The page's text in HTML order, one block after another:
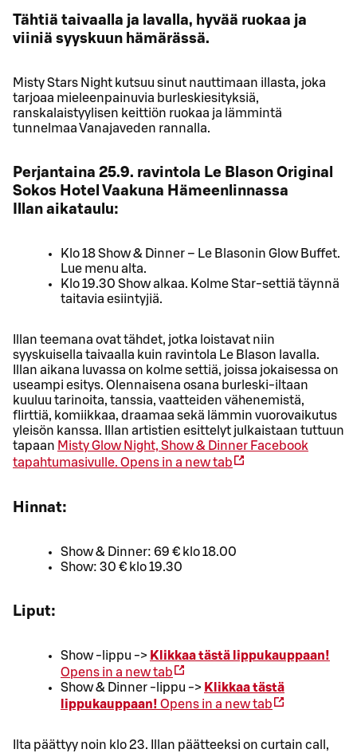
Tähtiä taivaalla ja lavalla, hyvää ruokaa ja
viiniä syyskuun hämärässä.
Misty Stars Night kutsuu sinut nauttimaan illasta, joka
tarjoaa mieleenpainuvia burleskiesityksiä,
ranskalaistyylisen keittiön ruokaa ja lämmintä
tunnelmaa Vanajaveden rannalla.
Perjantaina 25.9. ravintola Le Blason Original
Sokos Hotel Vaakuna Hämeenlinnassa
Illan aikataulu:
Klo 18 Show & Dinner – Le Blasonin Glow Buffet.
Lue menu alta.
Klo 19.30 Show alkaa. Kolme Star-settiä täynnä
taitavia esiintyjiä.
Illan teemana ovat tähdet, jotka loistavat niin
syyskuisella taivaalla kuin ravintola Le Blason lavalla.
Illan aikana luvassa on kolme settiä, joissa jokaisessa on
useampi esitys. Olennaisena osana burleski-iltaan
kuuluu tarinoita, tanssia, vaatteiden vähenemistä,
flirttiä, komiikkaa, draamaa sekä lämmin vuorovaikutus
yleisön kanssa. Illan artistien esittelyt julkaistaan tuttuun
tapaan Misty Glow Night, Show & Dinner Facebook
tapahtumasivulle. Opens in a new tab
Hinnat:
Show & Dinner: 69 € klo 18.00
Show: 30 € klo 19.30
Liput:
Show -lippu -> Klikkaa tästä lippukauppaan!
Opens in a new tab
Show & Dinner -lippu -> Klikkaa tästä
lippukauppaan! Opens in a new tab
Ilta päättyy noin klo 23. Illan päätteeksi on curtain call,